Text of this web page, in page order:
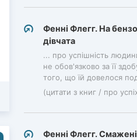
Фенні Флегг. На
дівчата
... про успішність
не обов'язково за її
того, що їй довелося
(цитати з книг / про
Фенні Флегг. Смажені